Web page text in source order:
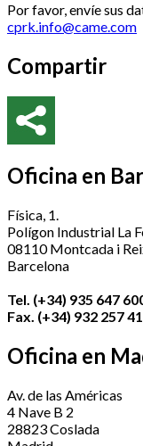
Por favor, envíe sus
cprk.info@came.com
Compartir
Oficina en
Física, 1.
Polígon Industrial La
08110 Montcada i
Barcelona
Tel. (+34) 935 647
Fax. (+34) 932 257
Oficina en
Av. de las Américas
4 Nave B 2
28823 Coslada